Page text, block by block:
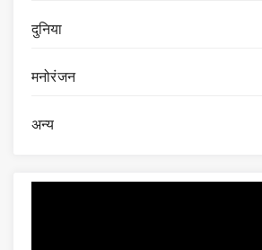
दुनिया
मनोरंजन
अन्य